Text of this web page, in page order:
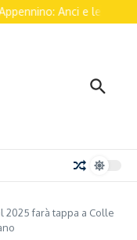
Anci e le
2025 farà tappa a Colle